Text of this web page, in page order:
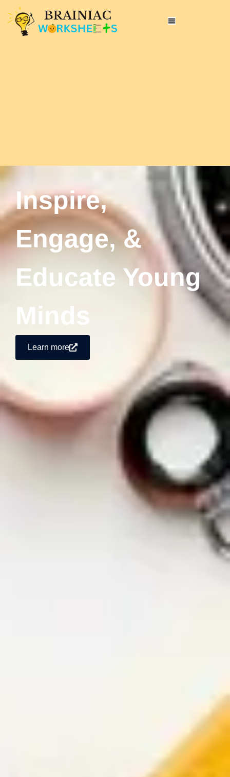
Inspire,
Engage, &
Educate Young
Minds
Learn more